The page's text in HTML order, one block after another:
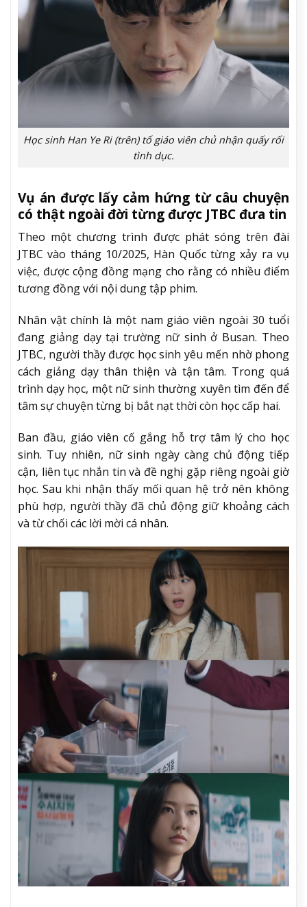
Học sinh Han Ye Ri (trên) tố giáo viên chủ nhận quấy rối
tình dục.
Vụ án được lấy cảm hứng từ câu chuyện
có thật ngoài đời từng được JTBC đưa tin
Theo một chương trình được phát sóng trên đài
JTBC vào tháng 10/2025, Hàn Quốc từng xảy ra vụ
việc, được cộng đồng mạng cho rằng có nhiều điểm
tương đồng với nội dung tập phim.
Nhân vật chính là một nam giáo viên ngoài 30 tuổi
đang giảng dạy tại trường nữ sinh ở Busan. Theo
JTBC, người thầy được học sinh yêu mến nhờ phong
cách giảng dạy thân thiện và tận tâm. Trong quá
trình dạy học, một nữ sinh thường xuyên tìm đến để
tâm sự chuyện từng bị bắt nạt thời còn học cấp hai.
Ban đầu, giáo viên cố gắng hỗ trợ tâm lý cho học
sinh. Tuy nhiên, nữ sinh ngày càng chủ động tiếp
cận, liên tục nhắn tin và đề nghị gặp riêng ngoài giờ
học. Sau khi nhận thấy mối quan hệ trở nên không
phù hợp, người thầy đã chủ động giữ khoảng cách
và từ chối các lời mời cá nhân.